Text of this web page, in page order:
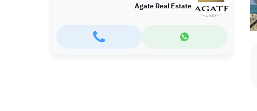
Agate Real Estate